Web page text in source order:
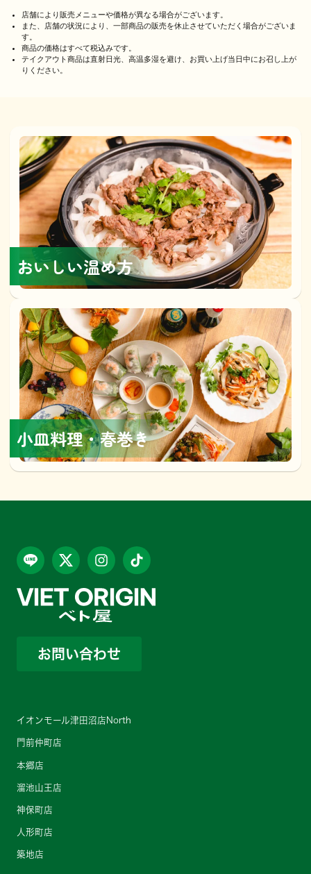
店舗により販売メニューや価格が異なる場合がございます。
また、店舗の状況により、一部商品の販売を休止させていただく場合がございま
す。
商品の価格はすべて税込みです。
テイクアウト商品は直射日光、高温多湿を避け、お買い上げ当日中にお召し上が
りください。
おいしい温め方
小皿料理・春巻き
お問い合わせ
イオンモール津田沼店North
門前仲町店
本郷店
溜池山王店
神保町店
人形町店
築地店